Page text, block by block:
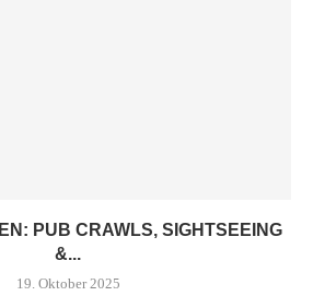
PUB CRAWLS, SIGHTSEEING
&...
19. Oktober 2025